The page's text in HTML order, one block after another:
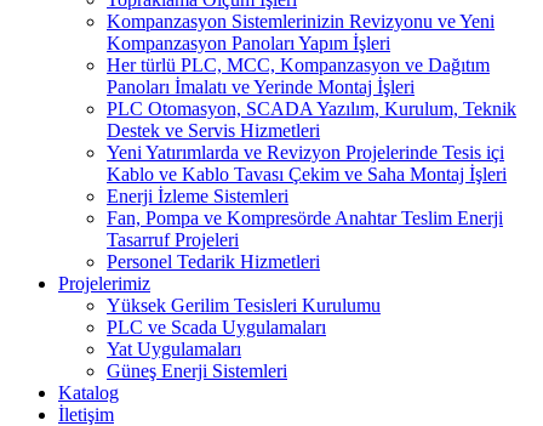
Kompanzasyon Sistemlerinizin Revizyonu ve Yeni
Kompanzasyon Panoları Yapım İşleri
Her türlü PLC, MCC, Kompanzasyon ve Dağıtım
Panoları İmalatı ve Yerinde Montaj İşleri
PLC Otomasyon, SCADA Yazılım, Kurulum, Teknik
Destek ve Servis Hizmetleri
Yeni Yatırımlarda ve Revizyon Projelerinde Tesis içi
Kablo ve Kablo Tavası Çekim ve Saha Montaj İşleri
Enerji İzleme Sistemleri
Fan, Pompa ve Kompresörde Anahtar Teslim Enerji
Tasarruf Projeleri
Personel Tedarik Hizmetleri
Projelerimiz
Yüksek Gerilim Tesisleri Kurulumu
PLC ve Scada Uygulamaları
Yat Uygulamaları
Güneş Enerji Sistemleri
Katalog
İletişim